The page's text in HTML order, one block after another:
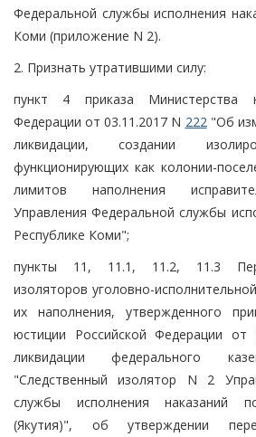
Федеральной службы исполнения
Коми (приложение N 2).
2. Признать утратившими силу:
пункт 4 приказа Министерства
Федерации от 03.11.2017 N 222 "Об
ликвидации, создании
функционирующих как колонии-
лимитов наполнения
Управления Федеральной службы
Республике Коми";
пункты 11, 11.1, 11.2, 11.3
изоляторов уголовно-
их наполнения, утвержденного
юстиции Российской Федерации от
ликвидации федерального
"Следственный изолятор N 2
службы исполнения наказаний
(Якутия)", об утверждении